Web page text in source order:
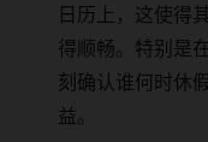
日历上，这使得
得顺畅。特别是
刻确认谁何时休
益。